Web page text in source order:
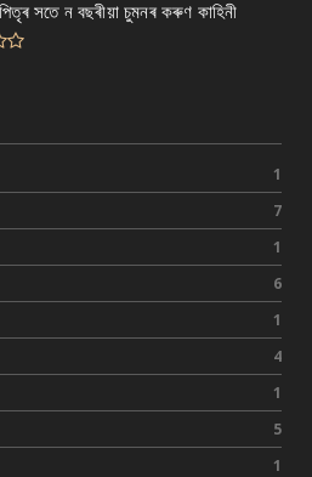
পিতৃৰ সতে ন বছৰীয়া চুমনৰ কৰুণ কাহিনী
1
7
1
6
1
4
1
5
1